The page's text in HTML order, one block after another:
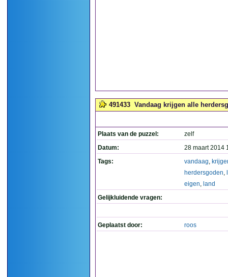
491433 Vandaag krijgen alle
Plaats van de puzzel:
zelf
Datum:
28 maart 2014
Tags:
vandaag,
herdersgoden,
eigen, land
Gelijkluidende vragen:
Geplaatst door: roos